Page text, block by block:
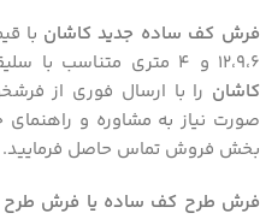
فرش کف ساده جدید کاشان با
12،9،6 و 4 متری متناسب با سلیقه خود می توانید،
کاشان را با ارسال فوری از
صورت نیاز به مشاوره و راهنمای
بخش فروش تماس حاصل فرمایید.
فرش طرح کف ساده یا فرش